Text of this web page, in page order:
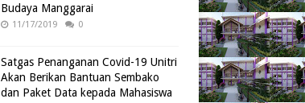
Budaya Manggarai
11/17/2019 0
Satgas Penanganan Covid-19 Unitri
Akan Berikan Bantuan Sembako
dan Paket Data kepada Mahasiswa